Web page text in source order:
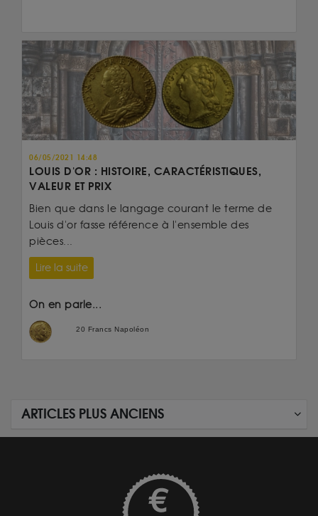
06/05/2021 14:48
LOUIS D'OR : HISTOIRE, CARACTÉRISTIQUES,
VALEUR ET PRIX
Bien que dans le langage courant le terme de
Louis d'or fasse référence à l'ensemble des
pièces...
Lire la suite
On en parle...
20 Francs Napoléon
ARTICLES PLUS ANCIENS